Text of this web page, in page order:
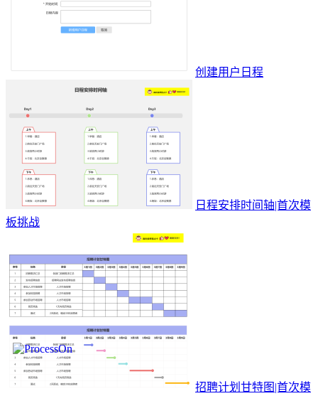
创建用户日程
日程安排时间轴|首次模
板挑战
招聘计划甘特图|首次模